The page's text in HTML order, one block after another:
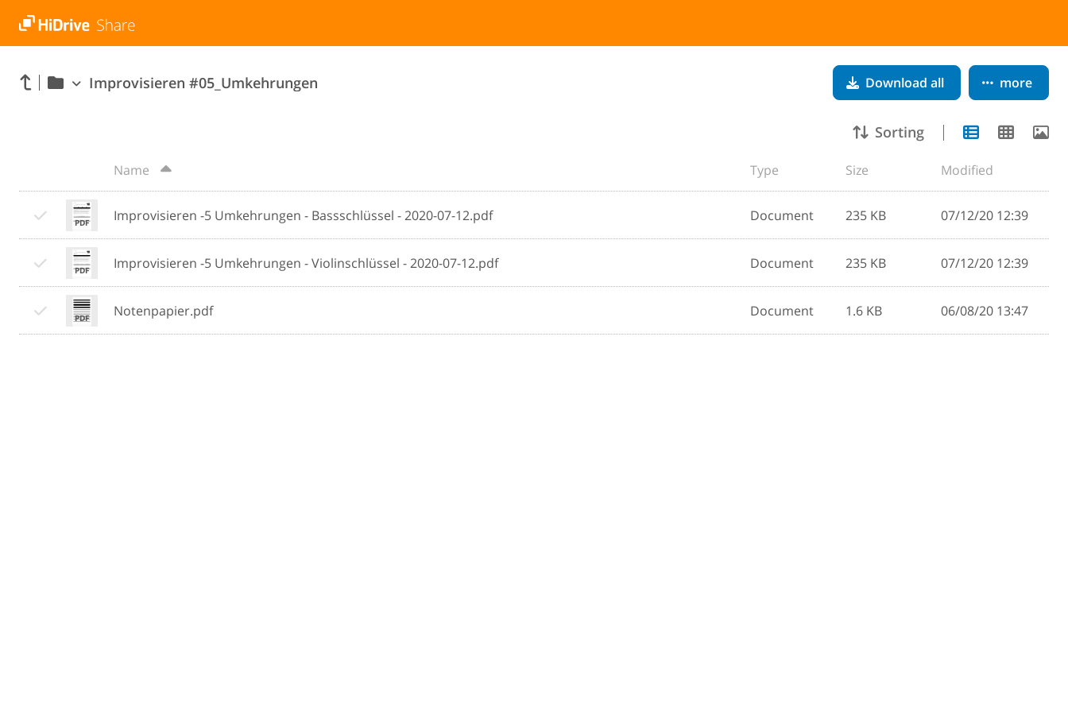
Improvisieren #05_Umkehrungen Download all more
Sorting
Name Type Size Modified
Improvisieren -5 Umkehrungen - Bassschlüssel - 2020-07-12.pdf Document 235 KB 07/12/20 12:39
Improvisieren -5 Umkehrungen - Violinschlüssel - 2020-07-12.pdf Document 235 KB 07/12/20 12:39
Notenpapier.pdf Document 1.6 KB 06/08/20 13:47